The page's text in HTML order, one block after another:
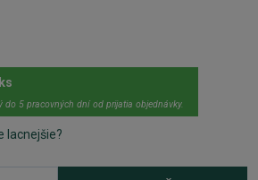
do 5 pracovných dní od prijatia objednávky.
lacnejšie?